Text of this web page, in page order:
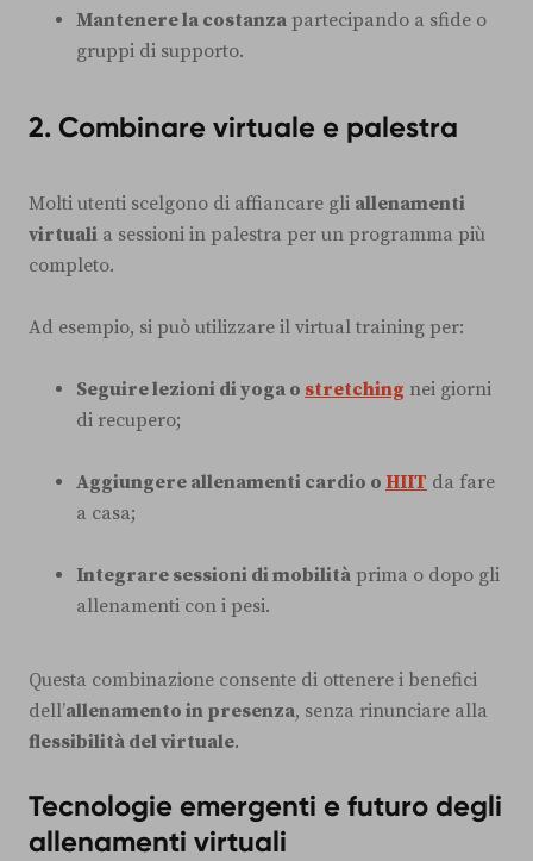
Mantenere la costanza partecipando a sfide o
gruppi di supporto.
2. Combinare virtuale e palestra
Molti utenti scelgono di affiancare gli allenamenti
virtuali a sessioni in palestra per un programma più
completo.
Ad esempio, si può utilizzare il virtual training per:
Seguire lezioni di yoga o stretching nei giorni
di recupero;
Aggiungere allenamenti cardio o HIIT da fare
a casa;
Integrare sessioni di mobilità prima o dopo gli
allenamenti con i pesi.
Questa combinazione consente di ottenere i benefici
dell’allenamento in presenza, senza rinunciare alla
flessibilità del virtuale.
Tecnologie emergenti e futuro degli
allenamenti virtuali